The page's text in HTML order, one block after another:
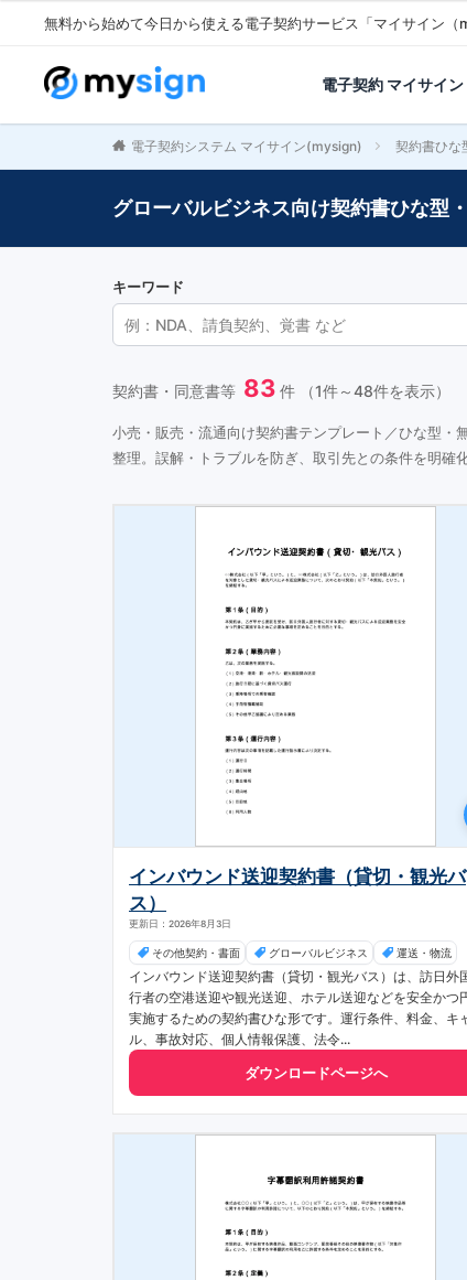
無料から始めて今日から使える電子契約サービス「マイサイン（
電子契約 マイサイン
電子契約システム マイサイン(mysign) 契約書ひな
グローバルビジネス向け契約書ひな型
キーワード
契約書・同意書等 83 件 （1件～48件を表示）
小売・販売・流通向け契約書テンプレート／ひな型・
整理。誤解・トラブルを防ぎ、取引先との条件を明確化
インバウンド送迎契約書（貸切・観光バ
ス）
更新日：2026年8月3日
その他契約・書面 グローバルビジネス 運送・物流
インバウンド送迎契約書（貸切・観光バス）は、訪日外
行者の空港送迎や観光送迎、ホテル送迎などを安全かつ
実施するための契約書ひな形です。運行条件、料金、キ
ル、事故対応、個人情報保護、法令...
ダウンロードページへ